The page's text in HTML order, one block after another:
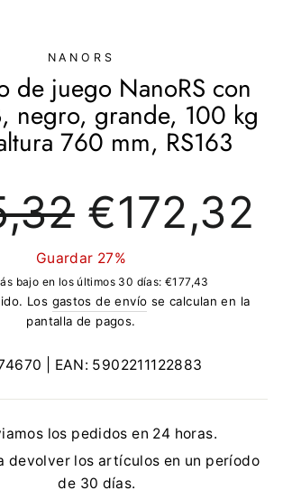
NANORS
de juego NanoRS con
negro, grande, 100 kg
760 mm, RS163
de
oferta
€172,32
Guardar 27%
bajo en los últimos 30 días: €177,43
Los gastos de envío se calculan en la
pantalla de pagos.
| EAN: 5902211122883
los pedidos en 24 horas.
devolver los artículos en un período
de 30 días.